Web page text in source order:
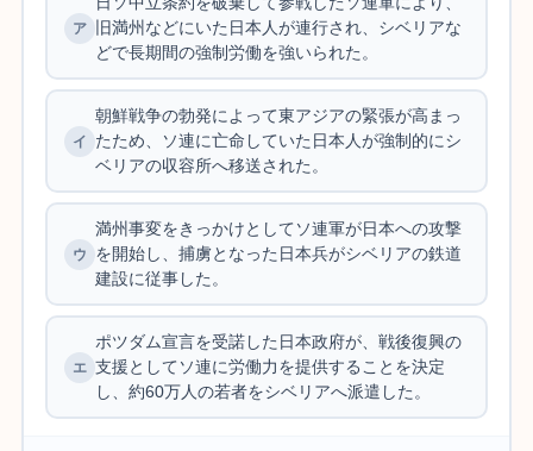
旧満州などにいた日本人が連行され、シベリアな
どで長期間の強制労働を強いられた。
朝鮮戦争の勃発によって東アジアの緊張が高まっ
たため、ソ連に亡命していた日本人が強制的にシ
ベリアの収容所へ移送された。
満州事変をきっかけとしてソ連軍が日本への攻撃
を開始し、捕虜となった日本兵がシベリアの鉄道
建設に従事した。
ポツダム宣言を受諾した日本政府が、戦後復興の
支援としてソ連に労働力を提供することを決定
し、約60万人の若者をシベリアへ派遣した。